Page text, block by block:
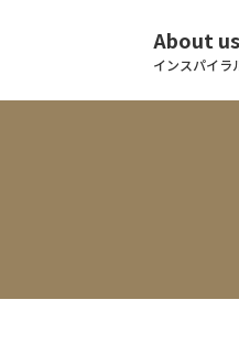
About us
インスパイラ